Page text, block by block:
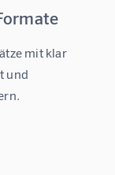
mit klar
und